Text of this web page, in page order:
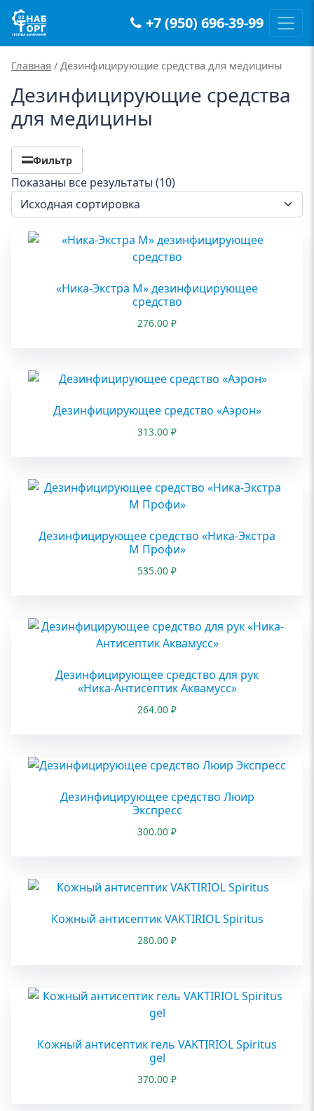
Main Navigation +7 (950) 696-39-99
Главная / Дезинфицирующие средства для медицины
Дезинфицирующие средства
для медицины
Фильтр
Показаны все результаты (10)
«Ника-Экстра М» дезинфицирующее
средство
276.00 ₽
Дезинфицирующее средство «Аэрон»
313.00 ₽
Дезинфицирующее средство «Ника-Экстра
М Профи»
535.00 ₽
Дезинфицирующее средство для рук
«Ника-Антисептик Аквамусс»
264.00 ₽
Дезинфицирующее средство Люир
Экспресс
300.00 ₽
Кожный антисептик VAKTIRIOL Spiritus
280.00 ₽
Кожный антисептик гель VAKTIRIOL Spiritus
gel
370.00 ₽